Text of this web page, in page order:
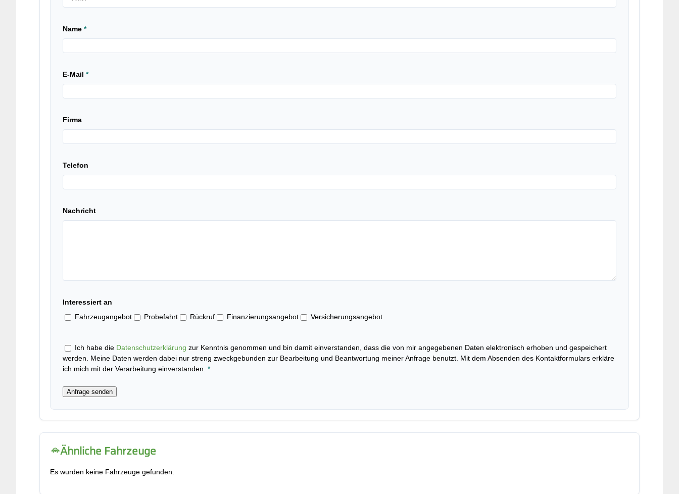
Name *
E-Mail *
Firma
Telefon
Nachricht
Interessiert an
Fahrzeugangebot
Probefahrt Rückruf Finanzierungsangebot Versicherungsangebot
Ich habe die Datenschutzerklärung zur Kenntnis genommen und bin damit einverstanden, dass die von mir angegebenen Daten elektronisch erhoben und gespeichert
werden. Meine Daten werden dabei nur streng zweckgebunden zur Bearbeitung und Beantwortung meiner Anfrage benutzt. Mit dem Absenden des Kontaktformulars erkläre
ich mich mit der Verarbeitung einverstanden. *
Anfrage senden
Ähnliche Fahrzeuge
Es wurden keine Fahrzeuge gefunden.